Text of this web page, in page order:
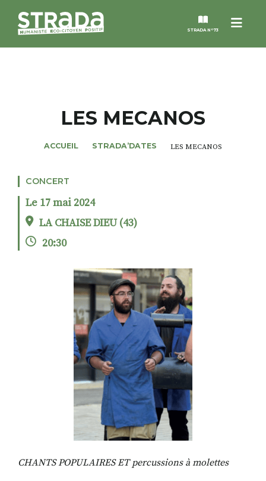
Menu
STRADA N°73
MAGAZINES
NOS THÈMES
STRADA’DATES
ROSÉE DE MAI
RECHERCHER
S'ABONNER
S'INSCRIRE À LA NEWSLETTER
FACEBOOKINSTAGRAM
LINKEDINYOUTUBE
LES MECANOS
ACCUEIL STRADA’DATES LES MECANOS
CONCERT
Le 17 mai 2024
LA CHAISE DIEU (43)
20:30
CHANTS POPULAIRES ET percussions à molettes